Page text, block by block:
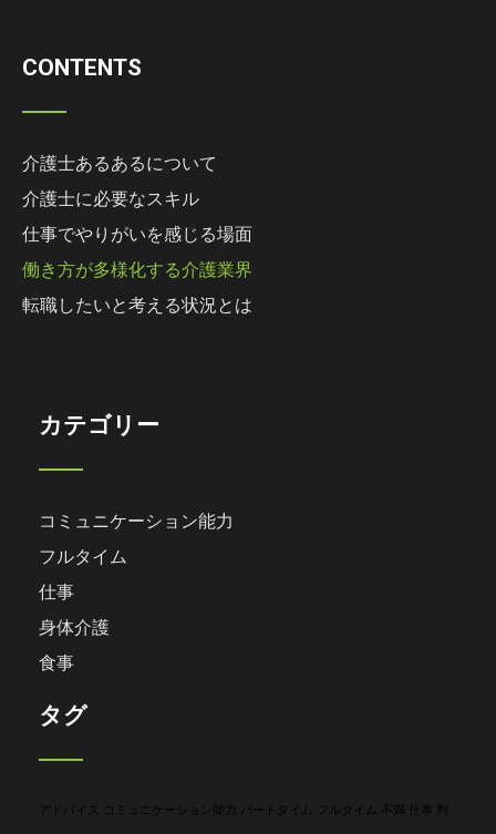
CONTENTS
介護士あるあるについて
介護士に必要なスキル
仕事でやりがいを感じる場面
働き方が多様化する介護業界
転職したいと考える状況とは
カテゴリー
コミュニケーション能力
フルタイム
仕事
身体介護
食事
タグ
アドバイス コミュニケーション能力 パートタイム フルタイム 不満 仕事 判